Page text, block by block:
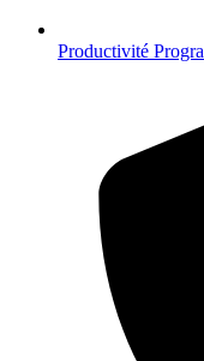
Productivité